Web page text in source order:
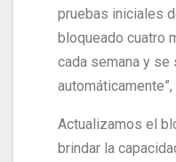
pruebas iniciales
bloqueado cuatro
cada semana y se
Actualizamos el
brindar la